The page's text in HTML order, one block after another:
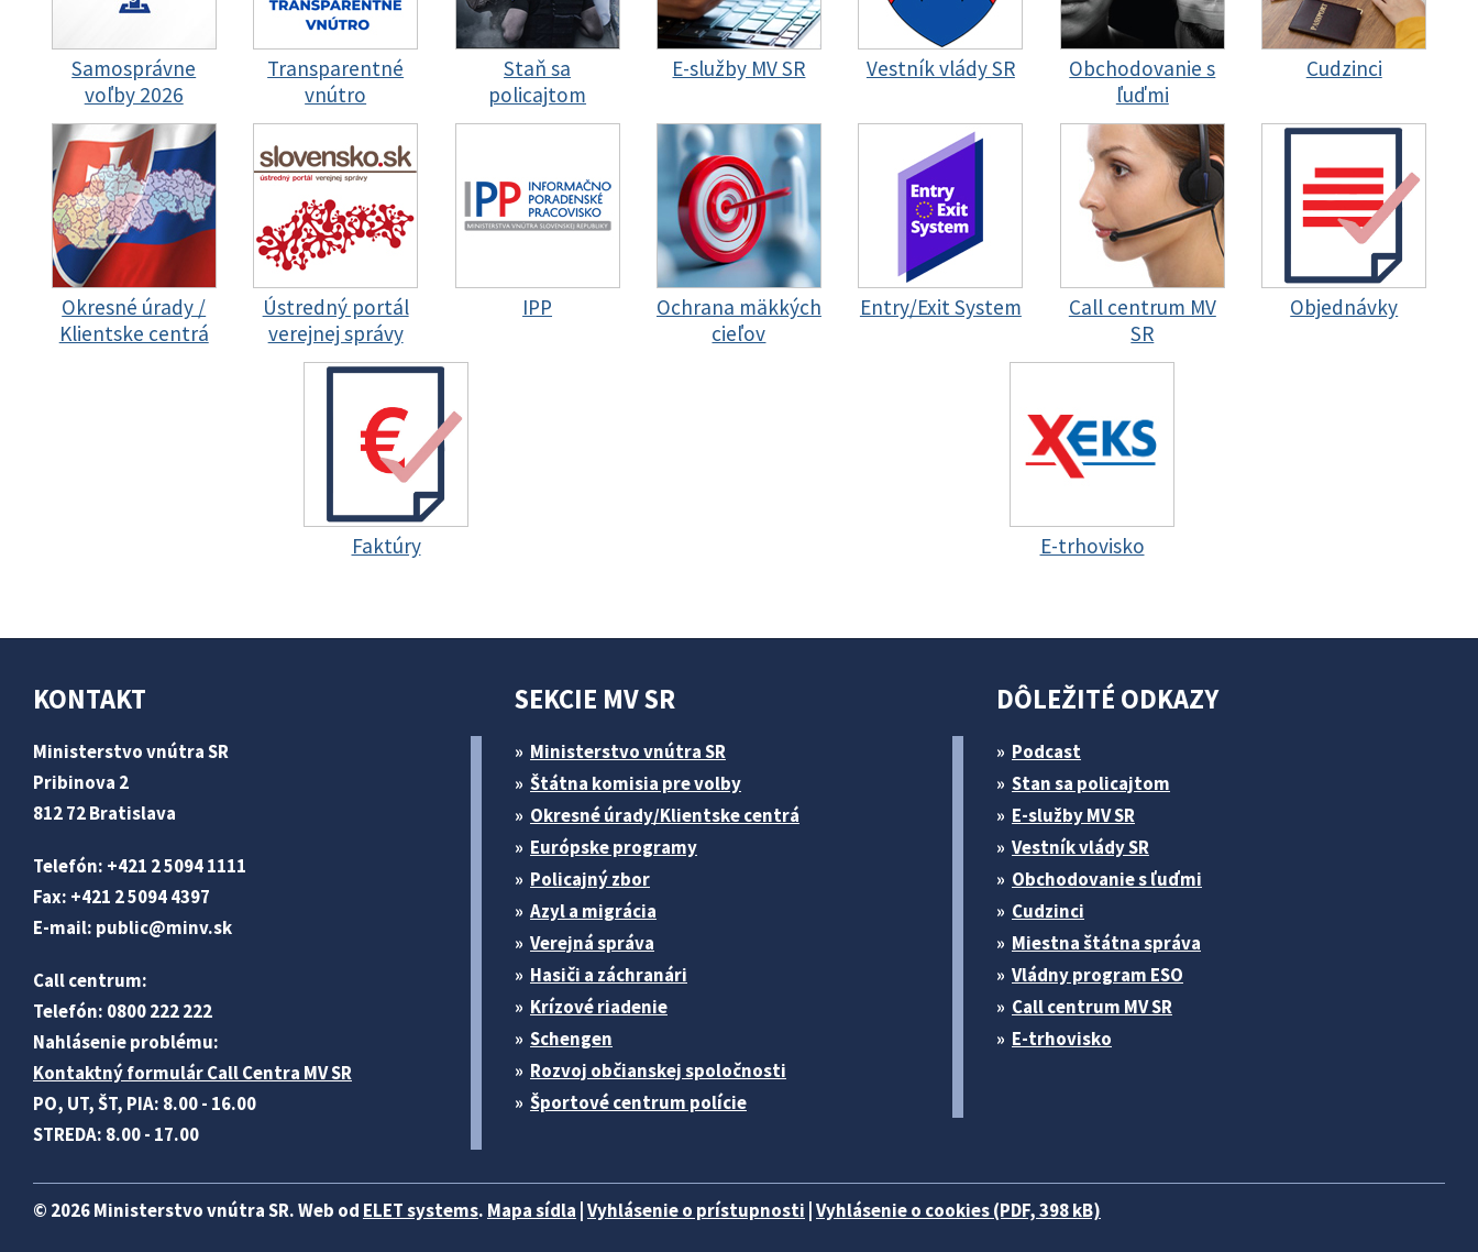
Samosprávne
voľby 2026
Transparentné
vnútro
Staň sa
policajtom
E-služby MV SR Vestník vlády SR
Obchodovanie s
ľuďmi
Cudzinci
Okresné úrady /
Klientske centrá
Ústredný portál
verejnej správy
IPP
Ochrana mäkkých
cieľov
Entry/Exit System
Call centrum MV
SR
Objednávky
Faktúry E-trhovisko
KONTAKT
Ministerstvo vnútra SR
Pribinova 2
812 72 Bratislava
Telefón: +421 2 5094 1111
Fax: +421 2 5094 4397
E-mail: public@minv.sk
Call centrum:
Telefón: 0800 222 222
Nahlásenie problému:
Kontaktný formulár Call Centra MV SR
PO, UT, ŠT, PIA: 8.00 - 16.00
STREDA: 8.00 - 17.00
SEKCIE MV SR
Ministerstvo vnútra SR
Štátna komisia pre volby
Okresné úrady/Klientske centrá
Európske programy
Policajný zbor
Azyl a migrácia
Verejná správa
Hasiči a záchranári
Krízové riadenie
Schengen
Rozvoj občianskej spoločnosti
Športové centrum polície
DÔLEŽITÉ ODKAZY
Podcast
Stan sa policajtom
E-služby MV SR
Vestník vlády SR
Obchodovanie s ľuďmi
Cudzinci
Miestna štátna správa
Vládny program ESO
Call centrum MV SR
E-trhovisko
© 2026 Ministerstvo vnútra SR. Web od ELET systems. Mapa sídla Vyhlásenie o prístupnosti Vyhlásenie o cookies (PDF, 398 kB)